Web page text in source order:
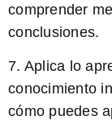
comprender
conclusiones.
7. Aplica lo
conocimiento
cómo puedes